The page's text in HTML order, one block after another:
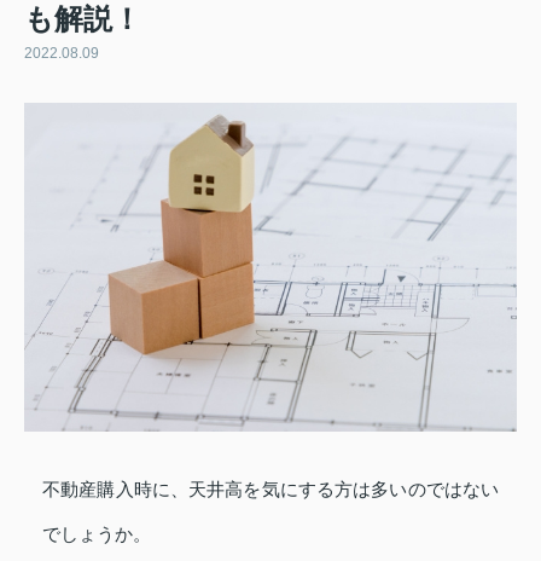
も解説！
2022.08.09
不動産購入時に、天井高を気にする方は多いのではない
でしょうか。